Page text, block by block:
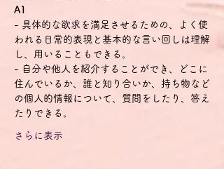
A1
- 具体的な欲求を満足させるための、よく使
われる日常的表現と基本的な言い回しは理解
し、用いることもできる。
- 自分や他人を紹介することができ、どこに
住んでいるか、誰と知り合いか、持ち物など
の個人的情報について、質問をしたり、答え
たりできる。
さらに表示